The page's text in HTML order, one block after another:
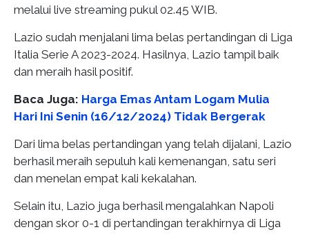
melalui live streaming pukul 02.45 WIB.
Lazio sudah menjalani lima belas pertandingan di Liga
Italia Serie A 2023-2024. Hasilnya, Lazio tampil baik
dan meraih hasil positif.
Baca Juga: Harga Emas Antam Logam Mulia
Hari Ini Senin (16/12/2024) Tidak Bergerak
Dari lima belas pertandingan yang telah dijalani, Lazio
berhasil meraih sepuluh kali kemenangan, satu seri
dan menelan empat kali kekalahan.
Selain itu, Lazio juga berhasil mengalahkan Napoli
dengan skor 0-1 di pertandingan terakhirnya di Liga